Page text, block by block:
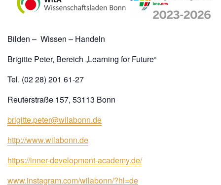
Bilden – Wissen – Handeln
Brigitte Peter, Bereich „Learning for Future“
Tel. (02 28) 201 61-27
Reuterstraße 157, 53113 Bonn
brigitte.peter@wilabonn.de
http://www.wilabonn.de
https://inner-development-academy.de/
www.instagram.com/wilabonn/?hl=de